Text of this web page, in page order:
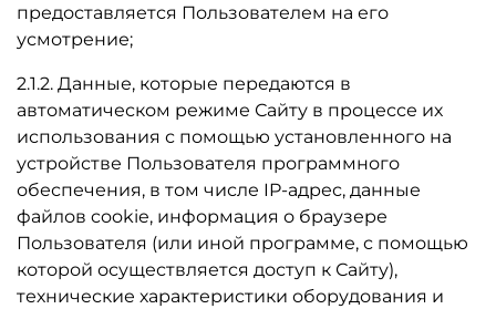
предоставляется Пользователем на его
усмотрение;
2.1.2. Данные, которые передаются в
автоматическом режиме Сайту в процессе их
использования с помощью установленного на
устройстве Пользователя программного
обеспечения, в том числе IP-адрес, данные
файлов cookie, информация о браузере
Пользователя (или иной программе, с помощью
которой осуществляется доступ к Сайту),
технические характеристики оборудования и